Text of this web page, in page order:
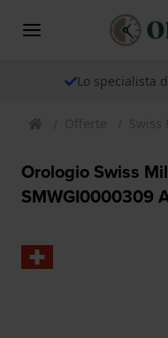
Lo specialista
Offerte Swiss
Orologio Swiss
SMWGI0000309